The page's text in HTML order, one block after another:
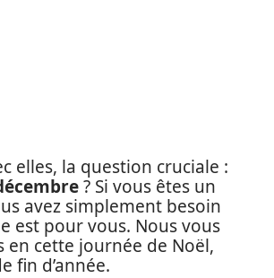
elles, la question cruciale :
? Si vous êtes un
avez simplement besoin
est pour vous. Nous vous
cette journée de Noël,
fin d’année.